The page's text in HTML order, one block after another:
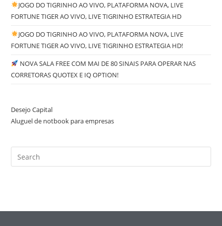
JOGO DO TIGRINHO AO VIVO, PLATAFORMA NOVA, LIVE
FORTUNE TIGER AO VIVO, LIVE TIGRINHO ESTRATEGIA HD
JOGO DO TIGRINHO AO VIVO, PLATAFORMA NOVA, LIVE
FORTUNE TIGER AO VIVO, LIVE TIGRINHO ESTRATEGIA HD!
NOVA SALA FREE COM MAI DE 80 SINAIS PARA OPERAR NAS
CORRETORAS QUOTEX E IQ OPTION!
Desejo Capital
Aluguel de notbook para empresas